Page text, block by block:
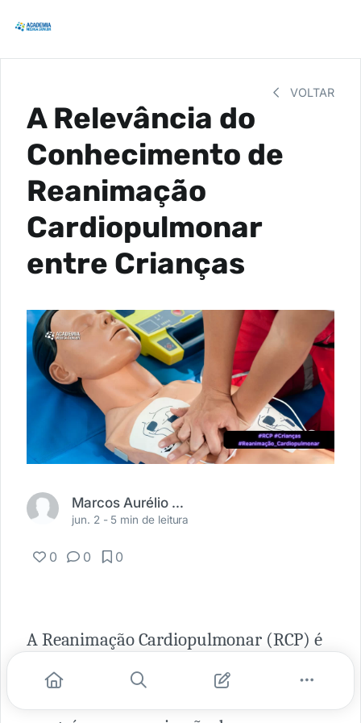
VOLTAR
A Relevância do
Conhecimento de
Reanimação
Cardiopulmonar
entre Crianças
Marcos Aurélio S. Oliveira
jun. 2 - 5 min de leitura
0 0 0
A Reanimação Cardiopulmonar (RCP) é
uma técnica de emergência vital que tem